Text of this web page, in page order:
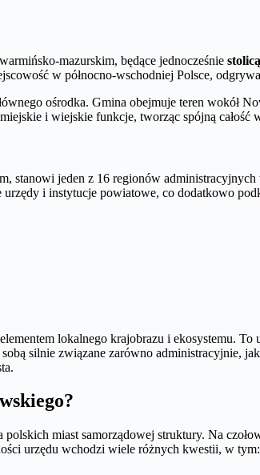
mazurskim, będące jednocześnie
w północno-wschodniej Polsce,
ośrodka. Gmina obejmuje teren wokół
i wiejskie funkcje, tworząc spójną
stanowi jeden z 16 regionów
i instytucje powiatowe, co dodatkowo
lokalnego krajobrazu i ekosystemu.
silnie związane zarówno administracyjnie,
miast samorządowej struktury. Na
urzędu wchodzi wiele różnych kwestii, w tym: